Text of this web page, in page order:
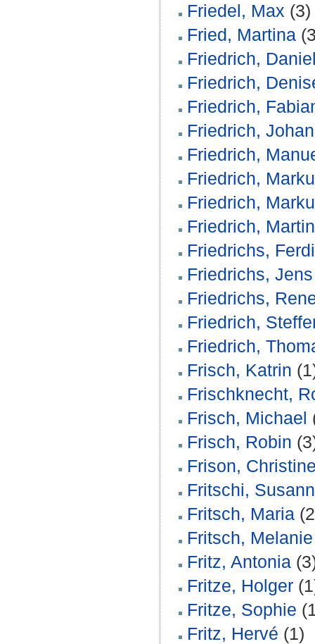
Friedel, Max (3)
Fried, Martina
Friedrich,
Friedrich,
Friedrich,
Friedrich,
Friedrich,
Friedrich,
Friedrich,
Friedrich, Martin
Friedrichs,
Friedrichs, Jens
Friedrichs,
Friedrich,
Friedrich,
Frisch, Katrin
Frischknecht,
Frisch, Michael
Frisch, Robin
Frison,
Fritschi,
Fritsch, Maria
Fritsch, Melanie
Fritz, Antonia
Fritze, Holger
Fritze, Sophie
Fritz, Hervé (1)